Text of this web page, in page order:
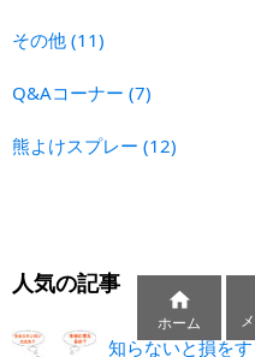
その他 (11)
Q&Aコーナー (7)
熊よけスプレー (12)
人気の記事
知らないと損を

ホーム